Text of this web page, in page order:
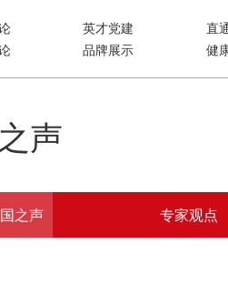
英才党建 直
品牌展示 健
声
之声 专家观点